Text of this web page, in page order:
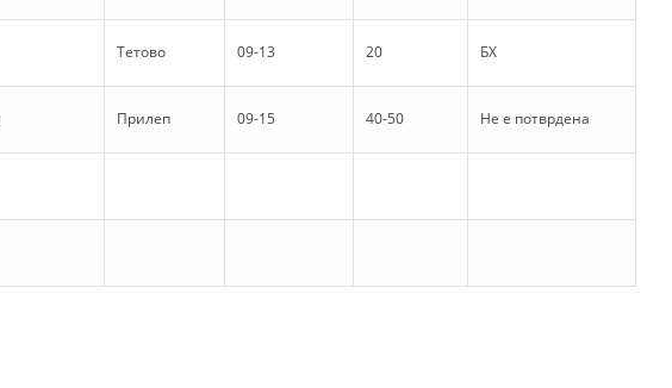
Тетово 09-13 20 БХ
Прилеп 09-15 40-50 Не е потврдена